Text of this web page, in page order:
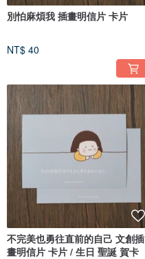
別怕麻煩我 插畫明信片 卡片
NT$ 40
不完美也勇往直前的自己 文創插
畫明信片 卡片 / 生日 聖誕 賀卡